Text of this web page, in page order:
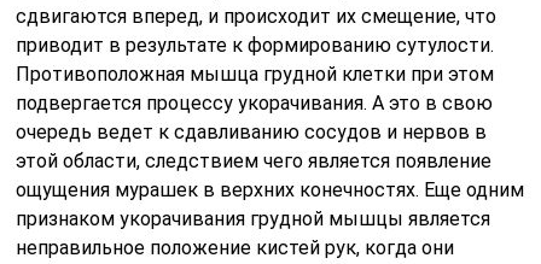
сдвигаются вперед, и происходит их смещение, что
приводит в результате к формированию сутулости.
Противоположная мышца грудной клетки при этом
подвергается процессу укорачивания. А это в свою
очередь ведет к сдавливанию сосудов и нервов в
этой области, следствием чего является появление
ощущения мурашек в верхних конечностях. Еще одним
признаком укорачивания грудной мышцы является
неправильное положение кистей рук, когда они